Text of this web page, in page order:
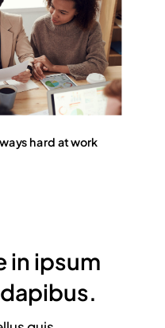
hard at work
in ipsum